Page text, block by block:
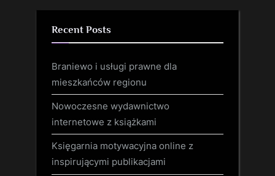
Recent Posts
Braniewo i usługi prawne dla
mieszkańców regionu
Nowoczesne wydawnictwo
internetowe z książkami
Księgarnia motywacyjna online z
inspirującymi publikacjami